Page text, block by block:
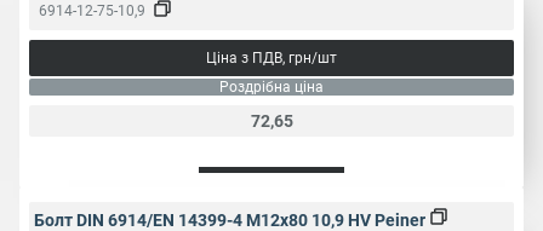
6914-12-75-10,9
Ціна з ПДВ, грн/шт
Роздрібна ціна
72,65
Болт DIN 6914/EN 14399-4 M12x80 10,9 HV Peiner